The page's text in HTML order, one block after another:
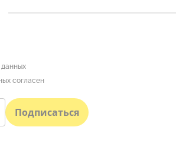
согласен
Подписаться